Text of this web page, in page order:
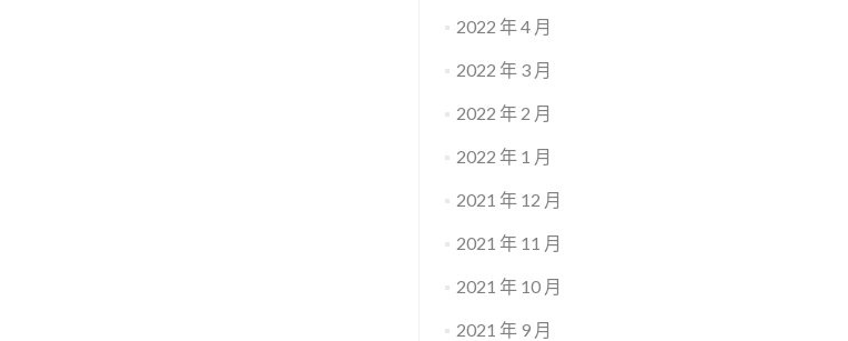
2022 年 4 月
2022 年 3 月
2022 年 2 月
2022 年 1 月
2021 年 12 月
2021 年 11 月
2021 年 10 月
2021 年 9 月